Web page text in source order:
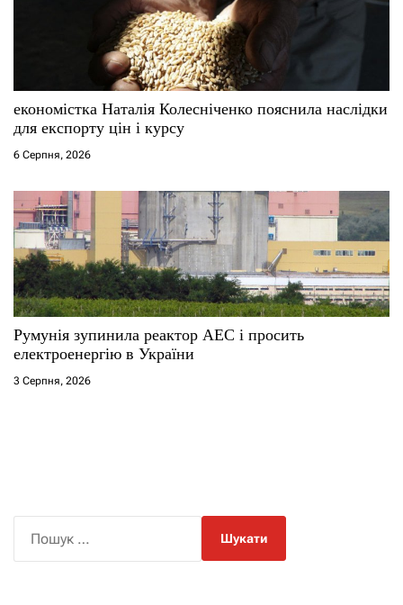
економістка Наталія Колесніченко пояснила наслідки
для експорту цін і курсу
6 Серпня, 2026
Румунія зупинила реактор АЕС і просить
електроенергію в України
3 Серпня, 2026